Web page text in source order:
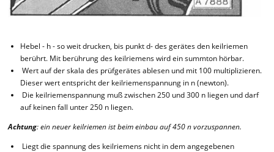
Hebel - h - so weit drucken, bis punkt d- des gerätes den keilriemen
berührt. Mit berührung des keilriemens wird ein summton hörbar.
Wert auf der skala des prüfgerätes ablesen und mit 100 multiplizieren.
Dieser wert entspricht der keilriemenspannung in n (newton).
Die keilriemenspannung muß zwischen 250 und 300 n liegen und darf
auf keinen fall unter 250 n liegen.
Achtung: ein neuer keilriemen ist beim einbau auf 450 n vorzuspannen.
Liegt die spannung des keilriemens nicht in dem angegebenen